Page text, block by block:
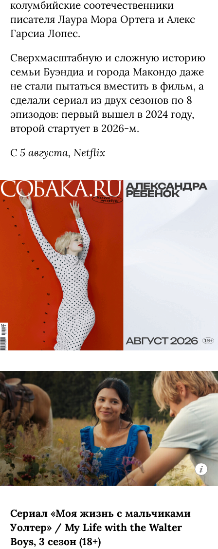
колумбийские соотечественники
писателя Лаура Мора Ортега и Алекс
Гарсиа Лопес.
Сверхмасштабную и сложную историю
семьи Буэндиа и города Макондо даже
не стали пытаться вместить в фильм, а
сделали сериал из двух сезонов по 8
эпизодов: первый вышел в 2024 году,
второй стартует в 2026-м.
С 5 августа, Netflix
Сериал «Моя жизнь с мальчиками
Уолтер» / My Life with the Walter
Boys, 3 сезон (18+)